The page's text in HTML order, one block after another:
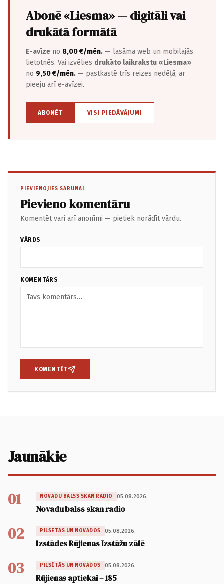
Abonē «Liesma» — digitāli vai
drukātā formātā
E-avīze no 8,00 €/mēn. — lasāma web un mobilajās
lietotnēs. Vai izvēlies drukāto laikrakstu «Liesma»
no 9,50 €/mēn. — pastkastē trīs reizes nedēļā, ar
pieeju arī e-avīzei.
ABONĒT VISI PIEDĀVĀJUMI
PIEVIENOJIES SARUNAI
Pievieno komentāru
Komentēt vari arī anonīmi — pietiek norādīt vārdu.
VĀRDS
KOMENTĀRS
KOMENTĒT
Jaunākie
01 NOVADU BALSS SKAN RADIO 05.08.2026.
Novadu balss skan radio
02 PILSĒTĀS UN NOVADOS 05.08.2026.
Izstādes Rūjienas Izstāžu zālē
03 PILSĒTĀS UN NOVADOS 05.08.2026.
Rūjienas aptiekai – 185